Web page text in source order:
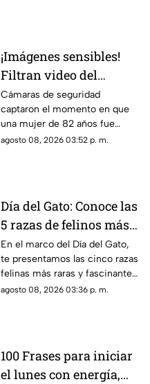
¡Imágenes sensibles!
Filtran video del
asesinato de abuelita
vendedora de cemitas
en Puebla: le robaron
unos pesos
Cámaras de seguridad
captaron el momento en que
una mujer de 82 años fue
asesinada al regresar de
agosto 08, 2026 03:52 p. m.
Día del Gato: Conoce las
5 razas de felinos más
raras del mundo
En el marco del Día del Gato,
te presentamos las cinco razas
felinas más raras y fascinantes
del planeta por sus singulares
agosto 08, 2026 03:36 p. m.
100 Frases para iniciar
el lunes con energía,